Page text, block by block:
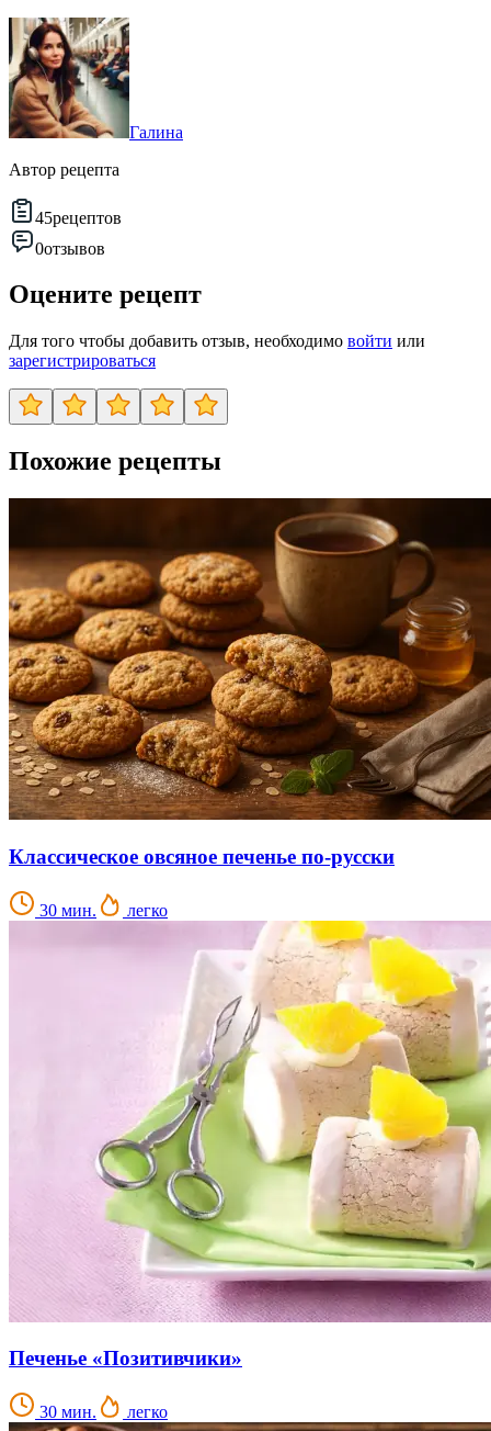
Галина
Автор рецепта
45рецептов
0отзывов
Оцените рецепт
Для того чтобы добавить отзыв, необходимо войти или
зарегистрироваться
Похожие рецепты
Классическое овсяное печенье по-русски
30 мин. легко
Печенье «Позитивчики»
30 мин. легко